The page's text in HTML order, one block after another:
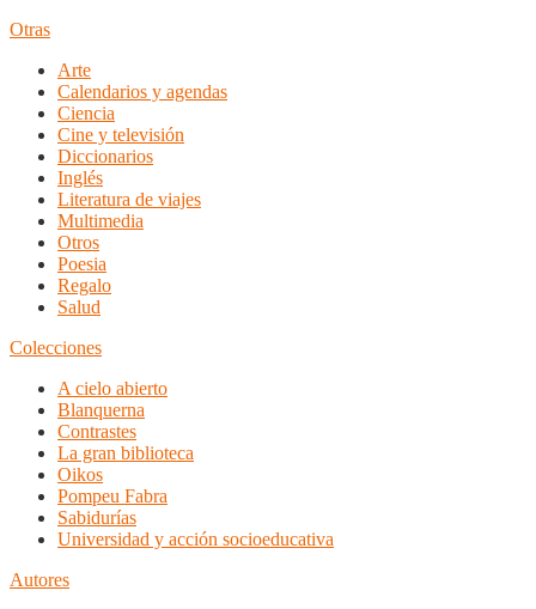
Otras
Arte
Calendarios y agendas
Ciencia
Cine y televisión
Diccionarios
Inglés
Literatura de viajes
Multimedia
Otros
Poesia
Regalo
Salud
Colecciones
A cielo abierto
Blanquerna
Contrastes
La gran biblioteca
Oikos
Pompeu Fabra
Sabidurías
Universidad y acción socioeducativa
Autores